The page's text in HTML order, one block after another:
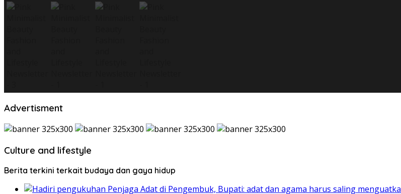
Advertisment
Culture and lifestyle
Berita terkini terkait budaya dan gaya hidup